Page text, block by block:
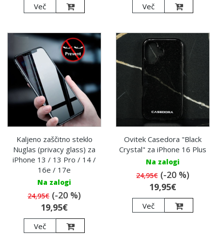
Več Več
Kaljeno zaščitno steklo
Nuglas (privacy glass) za
iPhone 13 / 13 Pro / 14 /
16e / 17e
Na zalogi
24,95€ (-20 %)
19,95€
Več
Ovitek Casedora "Black
Crystal" za iPhone 16 Plus
Na zalogi
24,95€ (-20 %)
19,95€
Več